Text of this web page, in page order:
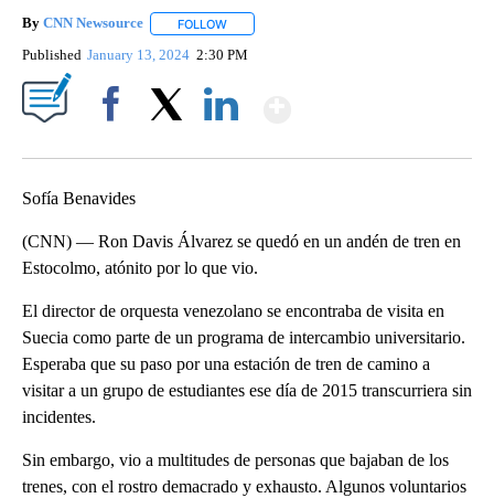
By CNN Newsource FOLLOW
Published January 13, 2024 2:30 PM
Sofía Benavides
(CNN) — Ron Davis Álvarez se quedó en un andén de tren en
Estocolmo, atónito por lo que vio.
El director de orquesta venezolano se encontraba de visita en
Suecia como parte de un programa de intercambio universitario.
Esperaba que su paso por una estación de tren de camino a
visitar a un grupo de estudiantes ese día de 2015 transcurriera sin
incidentes.
Sin embargo, vio a multitudes de personas que bajaban de los
trenes, con el rostro demacrado y exhausto. Algunos voluntarios